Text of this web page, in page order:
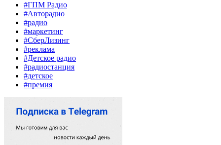
#ГПМ Радио
#Авторадио
#радио
#маркетинг
#СберЛизинг
#реклама
#Детское радио
#радиостанция
#детское
#премия